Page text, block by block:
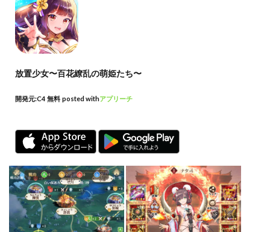
放置少女〜百花繚乱の萌姫たち〜
開発元:C4 無料 posted withアプリーチ